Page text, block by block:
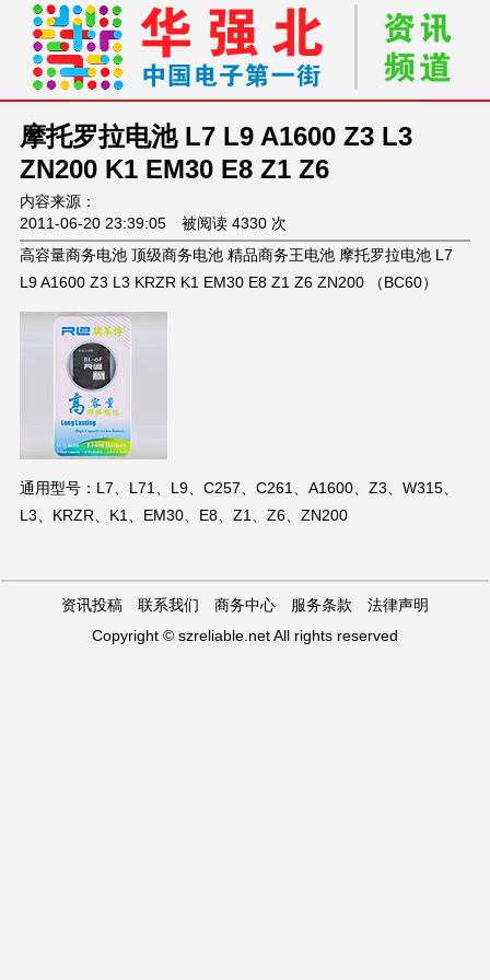
摩托罗拉电池 L7 L9 A1600 Z3 L3
ZN200 K1 EM30 E8 Z1 Z6
内容来源：
2011-06-20 23:39:05 被阅读 4330 次
高容量商务电池 顶级商务电池 精品商务王电池 摩托罗拉电池 L7
L9 A1600 Z3 L3 KRZR K1 EM30 E8 Z1 Z6 ZN200 （BC60）
通用型号：L7、L71、L9、C257、C261、A1600、Z3、W315、
L3、KRZR、K1、EM30、E8、Z1、Z6、ZN200
资讯投稿 联系我们 商务中心 服务条款 法律声明
Copyright © szreliable.net All rights reserved